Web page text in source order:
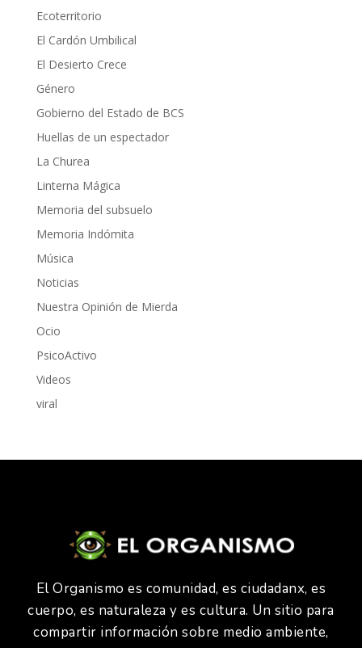
Ecoterritorio
El Cardón Umbilical
El Desierto Crece
Género
Gobierno del Estado de BCS
Huellas de un espectador
La Churea
Linterna Mágica
Memoria del subsuelo
Memoria Indómita
Música
Noticias
Nuestra Opinión de Mierda
Ocio
PsicoActivo
Videos
viral
El Organismo es comunidad, es ciudadanx, es
cuerpo, es naturaleza y es cultura. Un sitio para
compartir información sobre medio ambiente,